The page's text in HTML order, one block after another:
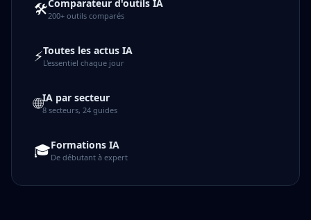
🛠️Comparateur d'outils IA
200+ outils comparés
⚡Toutes les actus IA
L'essentiel chaque jour
🌐IA par secteur
8 secteurs, 24 guides
🎓Formations IA
De débutant à expert